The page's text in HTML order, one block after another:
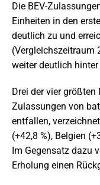
Die BEV-
Einheiten in den
deutlich zu und
(Vergleichszeitraum
weiter deutlich
Drei der vier größten
Zulassungen von
entfallen,
(+42,8 %), Belgien
Im Gegensatz dazu
Erholung einen